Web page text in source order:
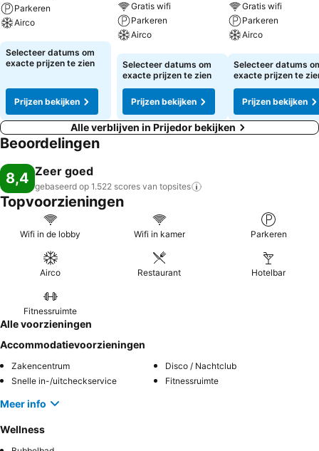
Parkeren
Airco
Prijzen bekijken
Selecteer datums om
exacte prijzen te zien
Prijzen bekijken
Gratis wifi
Parkeren
Airco
Prijzen bekijken
Selecteer datums om
exacte prijzen te zien
Prijzen bekijken
Gratis wifi
Parkeren
Airco
Prijzen bekijken
Selecteer datums
exacte prijzen te
Prijzen bekijken
Alle verblijven in Prijedor bekijken
Beoordelingen
8,4 Zeer goed
gebaseerd op 1.522 scores van topsites
Topvoorzieningen
Wifi in de lobby Wifi in kamer Parkeren
Airco Restaurant Hotelbar
Fitnessruimte
Alle voorzieningen
Accommodatievoorzieningen
Zakencentrum
Disco / Nachtclub
Snelle in-/uitcheckservice
Fitnessruimte
Meer info
Wellness